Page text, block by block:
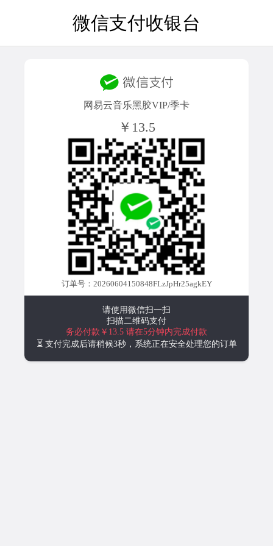
微信支付收银台
网易云音乐黑胶VIP/季卡
￥13.5
订单号：20260604150848FLzJpHr25agkEY
请使用微信扫一扫
扫描二维码支付
务必付款￥13.5 请在5分钟内完成付款
⏳ 支付完成后请稍候3秒，系统正在安全处理您的订单